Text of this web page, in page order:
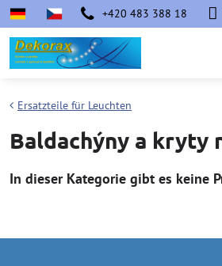
+420 483 388 18
Ersatzteile für Leuchten
Baldachýny a kryty